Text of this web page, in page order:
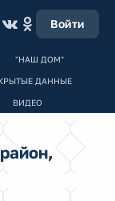
Войти
"НАШ ДОМ"
ДАННЫЕ
ВИДЕО